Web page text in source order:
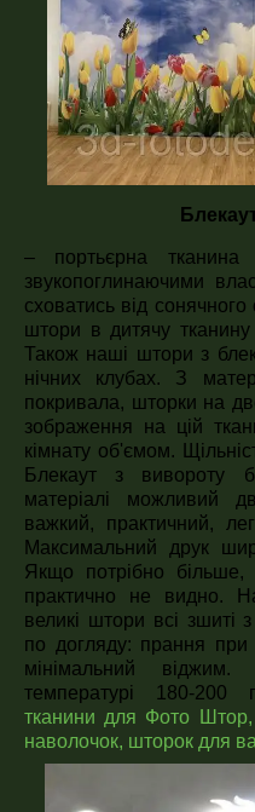
– портьєрна тканина
звукопоглинаючими
сховатись від
штори в дитячу
Також наші штори з
нічних клубах. З
покривала, шторки на
зображення на цій
кімнату об'ємом.
Блекаут з вивороту
матеріалі можливий
важкий, практичний,
Максимальний друк
Якщо потрібно
практично не видно.
великі штори всі зшиті
по догляду: прання при
мінімальний
температурі 180-200
тканини для Фото
наволочок, шторок для